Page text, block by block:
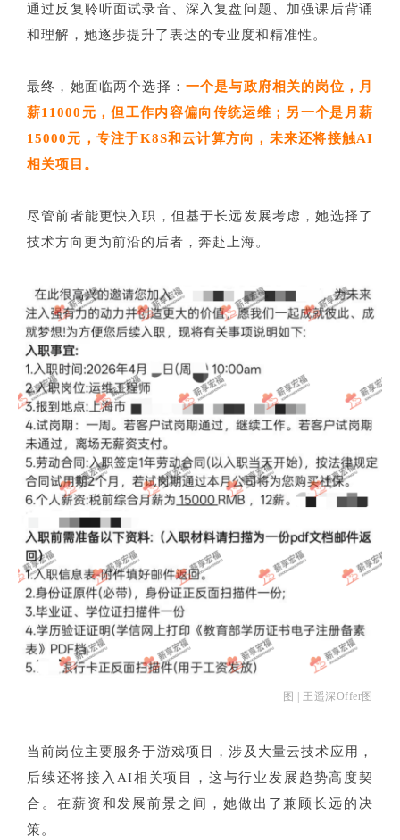
通过反复聆听面试录音、深入复盘问题、加强课后背诵
和理解，她逐步提升了表达的专业度和精准性。
最终，她面临两个选择： 一个是与政府相关的岗位，月
薪11000元，但工作内容偏向传统运维；另一个是月薪
15000元，专注于K8S和云计算方向，未来还将接触AI
相关项目。
尽管前者能更快入职，但基于长远发展考虑，她选择了
技术方向更为前沿的后者，奔赴上海。
图 | 王遥深Offer图
当前岗位主要服务于游戏项目，涉及大量云技术应用，
后续还将接入AI相关项目，这与行业发展趋势高度契
合。在薪资和发展前景之间，她做出了兼顾长远的决
策。